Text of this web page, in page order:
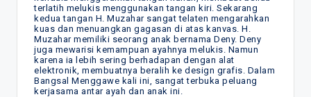
terlatih melukis menggunakan tangan kiri. Sekarang
kedua tangan H. Muzahar sangat telaten mengarahkan
kuas dan menuangkan gagasan di atas kanvas. H.
Muzahar memiliki seorang anak bernama Deny. Deny
juga mewarisi kemampuan ayahnya melukis. Namun
karena ia lebih sering berhadapan dengan alat
elektronik, membuatnya beralih ke design grafis. Dalam
Bangsal Menggawe kali ini, sangat terbuka peluang
kerjasama antar ayah dan anak ini.